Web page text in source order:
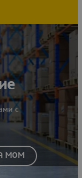
с
MOM